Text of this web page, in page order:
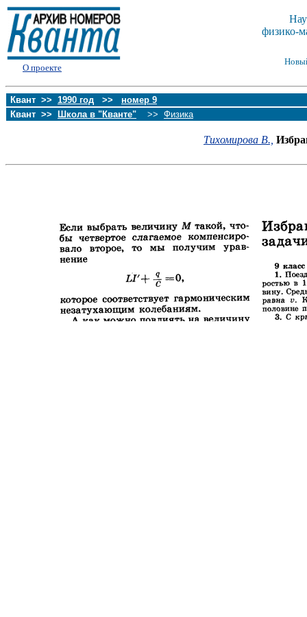
О проекте
физико-
Квант >> 1990 год >> номер 9
Квант >>
Школа в "Кванте" >> Физика
Тихомирова В.,